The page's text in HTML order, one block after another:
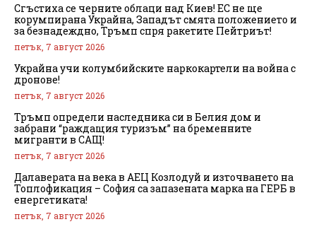
Сгъстиха се черните облаци над Киев! ЕС не ще
корумпирана Украйна, Западът смята положението и
за безнадеждно, Тръмп спря ракетите Пейтриът!
петък, 7 август 2026
Украйна учи колумбийските наркокартели на война с
дронове!
петък, 7 август 2026
Тръмп определи наследника си в Белия дом и
забрани “раждащия туризъм” на бременните
мигранти в САЩ!
петък, 7 август 2026
Далаверата на века в АЕЦ Козлодуй и източването на
Топлофикация – София са запазената марка на ГЕРБ в
енергетиката!
петък, 7 август 2026